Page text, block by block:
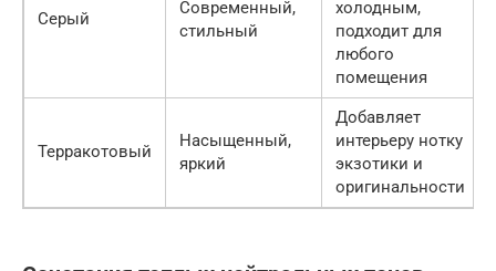
Серый
Современный,
стильный
холодным,
подходит для
любого
помещения
Терракотовый
Насыщенный,
яркий
Добавляет
интерьеру нотку
экзотики и
оригинальности